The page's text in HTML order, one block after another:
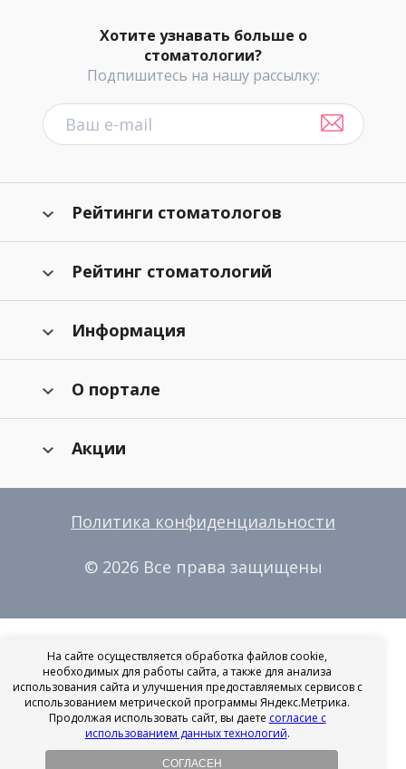
Хотите узнавать больше о
стоматологии?
Подпишитесь на нашу рассылку:
Рейтинги стоматологов
Рейтинг стоматологий
Информация
О портале
Акции
Политика конфиденциальности
© 2026 Все права защищены
На сайте осуществляется обработка файлов cookie,
необходимых для работы сайта, а также для анализа
использования сайта и улучшения предоставляемых сервисов с
использованием метрической программы Яндекс.Метрика.
Продолжая использовать сайт, вы даете согласие с
использованием данных технологий.
СОГЛАСЕН